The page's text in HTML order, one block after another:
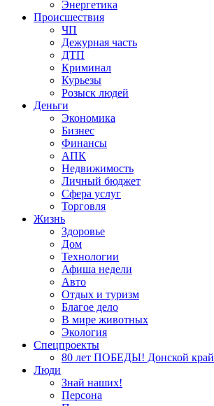
Энергетика
Происшествия
ЧП
Дежурная часть
ДТП
Криминал
Курьезы
Розыск людей
Деньги
Экономика
Бизнес
Финансы
АПК
Недвижимость
Личный бюджет
Сфера услуг
Торговля
Жизнь
Здоровье
Дом
Технологии
Афиша недели
Авто
Отдых и туризм
Благое дело
В мире животных
Экология
Спецпроекты
80 лет ПОБЕДЫ! Донской край
Люди
Знай наших!
Персона